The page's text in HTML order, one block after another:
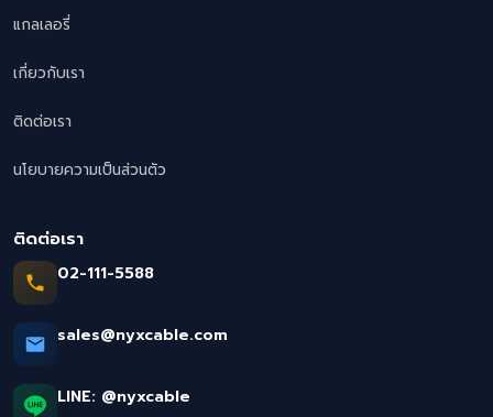
แกลเลอรี่
เกี่ยวกับเรา
ติดต่อเรา
นโยบายความเป็นส่วนตัว
ติดต่อเรา
02-111-5588
sales@nyxcable.com
LINE: @nyxcable